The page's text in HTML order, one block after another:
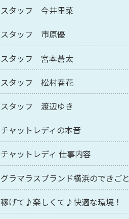
スタッフ 今井里菜
スタッフ 市原優
スタッフ 宮本蒼太
スタッフ 松村春花
スタッフ 渡辺ゆき
チャットレディの本音
チャットレディ 仕事内容
グラマラスブランド横浜のできごと
稼げて♪楽しくて♪快適な環境！